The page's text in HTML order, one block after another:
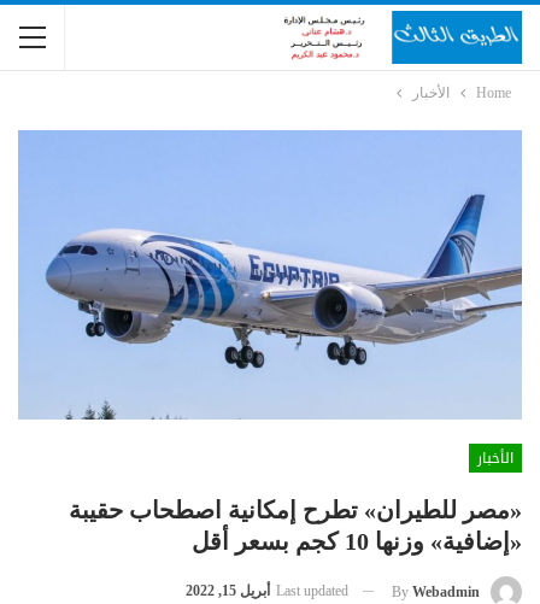
Home الأخبار
الأخبار
«مصر للطيران» تطرح إمكانية اصطحاب حقيبة
«إضافية» وزنها 10 كجم بسعر أقل
By Webadmin
Last updated أبريل 15, 2022